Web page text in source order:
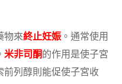
物來終止妊娠。通常使用
米非司酮 的作用是使子宮
前列醇則能促使子宮收